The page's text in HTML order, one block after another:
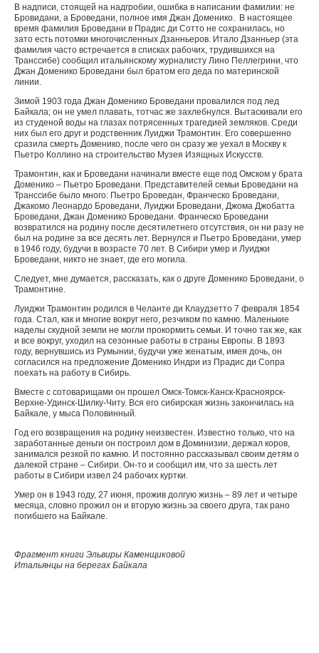
В надписи, стоящей на надгробии, ошибка в написании фамилии: не
Бровидани, а Броведани, полное имя Джан Доменико. В настоящее
время фамилия Броведани в Прадис ди Сотто не сохранилась, но
зато есть потомки многочисленных Дзанньеров. Итало Дзанньер (эта
фамилия часто встречается в списках рабочих, трудившихся на
Транссибе) сообщил итальянскому журналисту Лино Пеллегрини, что
Джан Доменико Броведани был братом его деда по материнской
линии.
Зимой 1903 года Джан Доменико Броведани провалился под лед
Байкала; он не умел плавать, тотчас же захлебнулся. Вытаскивали его
из студеной воды на глазах потрясенных трагедией земляков. Среди
них был его друг и родственник Луиджи Трамонтин. Его совершенно
сразила смерть Доменико, после чего он сразу же уехал в Москву к
Пьетро Коллино на строительство Музея Изящных Искусств.
Трамонтин, как и Броведани начинали вместе еще под Омском у брата
Доменико – Пьетро Броведани. Представителей семьи Броведани на
Транссибе было много: Пьетро Броведан, Франческо Броведани,
Джакомо Леонардо Броведани, Луиджи Броведани, Джома Джобатта
Броведани, Джан Доменико Броведани. Франческо Броведани
возвратился на родину после десятилетнего отсутствия, он ни разу не
был на родине за все десять лет. Вернулся и Пьетро Броведани, умер
в 1946 году, будучи в возрасте 70 лет. В Сибири умер и Луиджи
Броведани, никто не знает, где его могила.
Следует, мне думается, рассказать, как о друге Доменико Броведани, о
Трамонтине.
Луиджи Трамонтин родился в Челанте ди Клаудзетто 7 февраля 1854
года. Стал, как и многие вокруг него, резчиком по камню. Маленькие
наделы скудной земли не могли прокормить семьи. И точно так же, как
и все вокруг, уходил на сезонные работы в страны Европы. В 1893
году, вернувшись из Румынии, будучи уже женатым, имея дочь, он
согласился на предложение Доменико Индри из Прадис ди Сопра
поехать на работу в Сибирь.
Вместе с сотоварищами он прошел Омск-Томск-Канск-Красноярск-
Верхне-Удинск-Шилку-Читу. Вся его сибирская жизнь закончилась на
Байкале, у мыса Половинный.
Год его возвращения на родину неизвестен. Известно только, что на
заработанные деньги он построил дом в Доминизии, держал коров,
занимался резкой по камню. И постоянно рассказывал своим детям о
далекой стране – Сибири. Он-то и сообщил им, что за шесть лет
работы в Сибири извел 24 рабочих куртки.
Умер он в 1943 году, 27 июня, прожив долгую жизнь – 89 лет и четыре
месяца, словно прожил он и вторую жизнь эа своего друга, так рано
погибшего на Байкале.
Фрагмент книги Эльвиры Каменщиковой
Итальянцы на берегах Байкала